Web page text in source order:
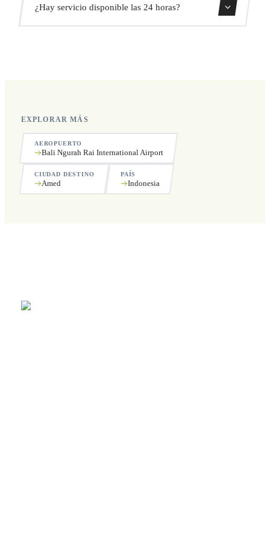
recogida.
¿Hay servicio disponible las 24 horas?
EXPLORAR MÁS
AEROPUERTO
Bali Ngurah Rai International Airport
CIUDAD DESTINO
Amed
PAÍS
Indonesia